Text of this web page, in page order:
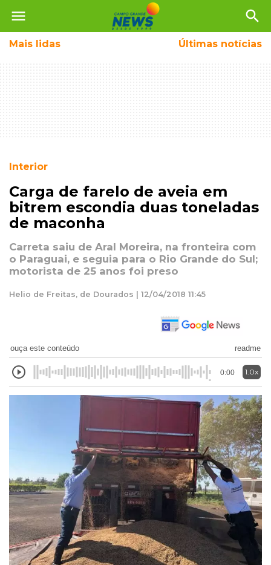
menu search
Mais lidas Últimas notícias
Interior
Carga de farelo de aveia em
bitrem escondia duas toneladas
de maconha
Carreta saiu de Aral Moreira, na fronteira com
o Paraguai, e seguia para o Rio Grande do Sul;
motorista de 25 anos foi preso
Helio de Freitas, de Dourados | 12/04/2018 11:45
ouça este conteúdo readme
0:00 1.0x